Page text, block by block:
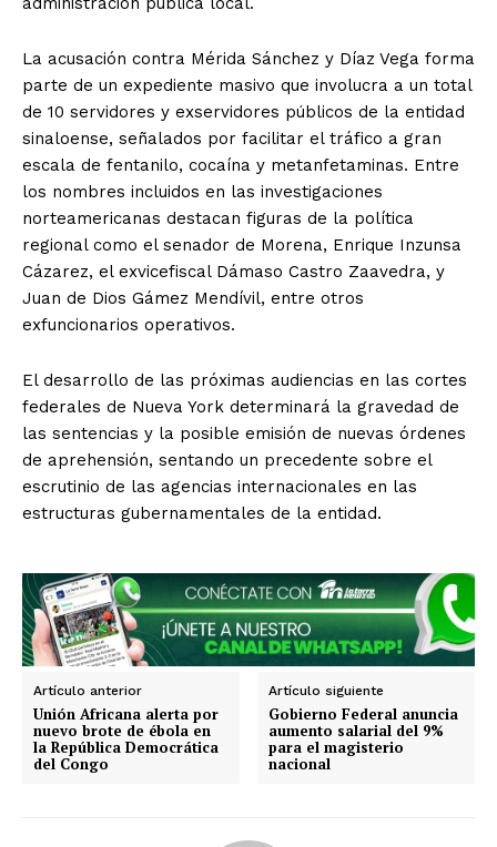
El Suplemento
SUSCRIBIRSE
Estados
Aguascalientes Baja California
La acusación contra Mérida Sánchez y Díaz Vega forma
parte de un expediente masivo que involucra a un total
de 10 servidores y exservidores públicos de la entidad
sinaloense, señalados por facilitar el tráfico a gran
escala de fentanilo, cocaína y metanfetaminas. Entre
los nombres incluidos en las investigaciones
norteamericanas destacan figuras de la política
regional como el senador de Morena, Enrique Inzunsa
Cázarez, el exvicefiscal Dámaso Castro Zaavedra, y
Juan de Dios Gámez Mendívil, entre otros
exfuncionarios operativos.
El desarrollo de las próximas audiencias en las cortes
federales de Nueva York determinará la gravedad de
las sentencias y la posible emisión de nuevas órdenes
de aprehensión, sentando un precedente sobre el
escrutinio de las agencias internacionales en las
estructuras gubernamentales de la entidad.
Artículo anterior
Unión Africana alerta por
nuevo brote de ébola en
la República Democrática
del Congo
Artículo siguiente
Gobierno Federal anuncia
aumento salarial del 9%
para el magisterio
nacional